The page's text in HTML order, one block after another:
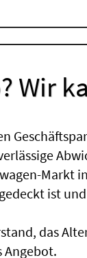
Wir
Markt
ist
das
Angebot.